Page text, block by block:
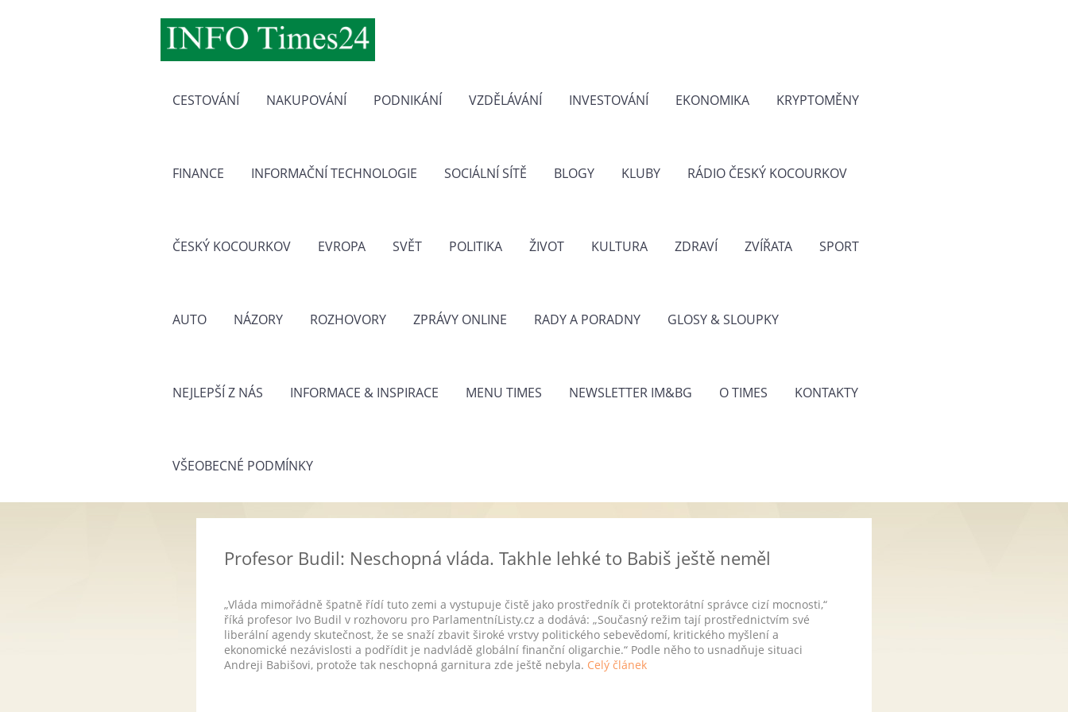
CESTOVÁNÍ NAKUPOVÁNÍ PODNIKÁNÍ VZDĚLÁVÁNÍ INVESTOVÁNÍ EKONOMIKA KRYPTOMĚNY
FINANCE INFORMAČNÍ TECHNOLOGIE SOCIÁLNÍ SÍTĚ BLOGY KLUBY RÁDIO ČESKÝ KOCOURKOV
ČESKÝ KOCOURKOV EVROPA SVĚT POLITIKA ŽIVOT KULTURA ZDRAVÍ ZVÍŘATA SPORT
AUTO NÁZORY ROZHOVORY ZPRÁVY ONLINE RADY A PORADNY GLOSY & SLOUPKY
NEJLEPŠÍ Z NÁS INFORMACE & INSPIRACE MENU TIMES NEWSLETTER IM&BG O TIMES KONTAKTY
VŠEOBECNÉ PODMÍNKY
Profesor Budil: Neschopná vláda. Takhle lehké to Babiš ještě neměl
„Vláda mimořádně špatně řídí tuto zemi a vystupuje čistě jako prostředník či protektorátní správce cizí mocnosti,“
říká profesor Ivo Budil v rozhovoru pro ParlamentníListy.cz a dodává: „Současný režim tají prostřednictvím své
liberální agendy skutečnost, že se snaží zbavit široké vrstvy politického sebevědomí, kritického myšlení a
ekonomické nezávislosti a podřídit je nadvládě globální finanční oligarchie.“ Podle něho to usnadňuje situaci
Andreji Babišovi, protože tak neschopná garnitura zde ještě nebyla. Celý článek